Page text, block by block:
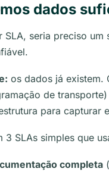
dados
SLA, seria preciso
os dados já existem.
de
para capturar
3 SLAs simples que
completa